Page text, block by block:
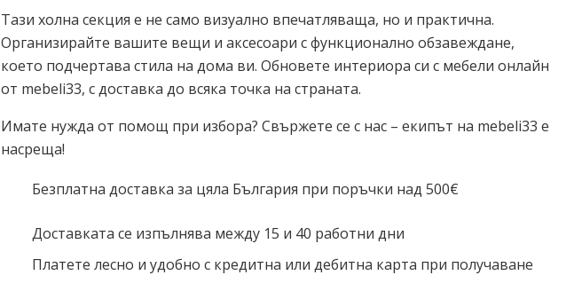
Тази холна секция е не само визуално впечатляваща, но и практична.
Организирайте вашите вещи и аксесоари с функционално обзавеждане,
което подчертава стилa на дома ви. Обновете интериора си с мебели онлайн
от mebeli33, с доставка до всяка точка на страната.
Имате нужда от помощ при избора? Свържете се с нас – екипът на mebeli33 е
насреща!
Безплатна доставка за цяла България при поръчки над 500€
Доставката се изпълнява между 15 и 40 работни дни
Платете лесно и удобно с кредитна или дебитна карта при получаване